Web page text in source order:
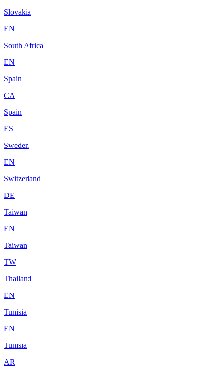
Slovakia
EN
South Africa
EN
Spain
CA
Spain
ES
Sweden
EN
Switzerland
DE
Taiwan
EN
Taiwan
TW
Thailand
EN
Tunisia
EN
Tunisia
AR